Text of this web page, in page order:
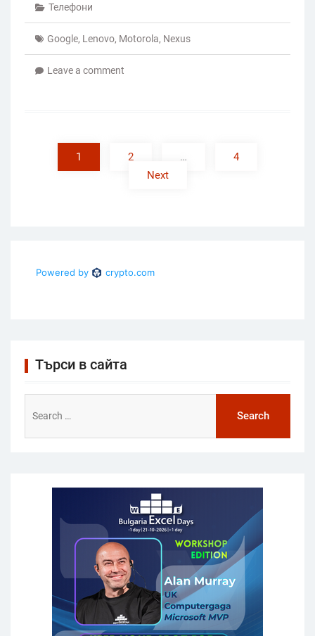
Телефони
Google, Lenovo, Motorola, Nexus
Leave a comment
pagination
1 2 …
4
Next
Търси в сайта
for: